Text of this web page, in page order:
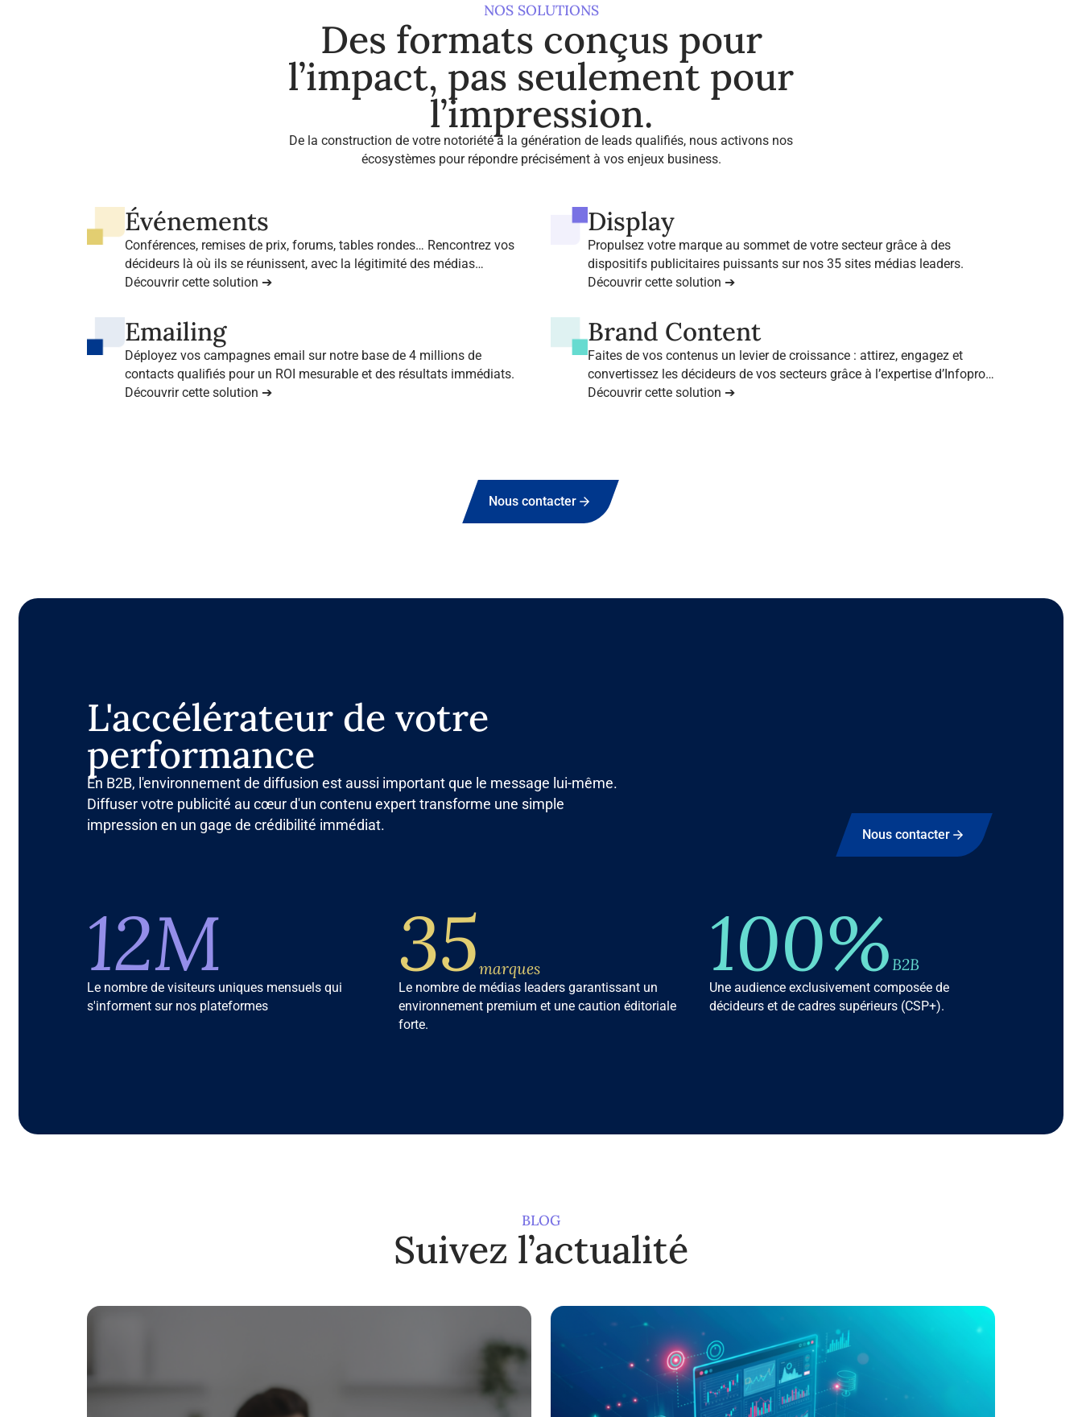
NOS SOLUTIONS
Des formats conçus pour
l’impact, pas seulement pour
l’impression.
De la construction de votre notoriété à la génération de leads qualifiés, nous activons nos
écosystèmes pour répondre précisément à vos enjeux business.
Événements
Conférences, remises de prix, forums, tables rondes… Rencontrez vos
décideurs là où ils se réunissent, avec la légitimité des médias
professionnels de référence.
Découvrir cette solution ➔
Display
Propulsez votre marque au sommet de votre secteur grâce à des
dispositifs publicitaires puissants sur nos 35 sites médias leaders.
Découvrir cette solution ➔
Emailing
Déployez vos campagnes email sur notre base de 4 millions de
contacts qualifiés pour un ROI mesurable et des résultats immédiats.
Découvrir cette solution ➔
Brand Content
Faites de vos contenus un levier de croissance : attirez, engagez et
convertissez les décideurs de vos secteurs grâce à l’expertise d’Infopro
Digital Stories.
Découvrir cette solution ➔
Nous contacter
L'accélérateur de votre
performance
En B2B, l'environnement de diffusion est aussi important que le message lui-même.
Diffuser votre publicité au cœur d'un contenu expert transforme une simple
impression en un gage de crédibilité immédiat.
Nous contacter
12M
Le nombre de visiteurs uniques mensuels qui
s'informent sur nos plateformes
35marques
Le nombre de médias leaders garantissant un
environnement premium et une caution éditoriale
forte.
100% B2B
Une audience exclusivement composée de
décideurs et de cadres supérieurs (CSP+).
BLOG
Suivez l’actualité